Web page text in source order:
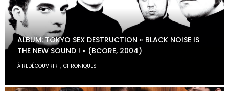
ALBUM: TOKYO SEX DESTRUCTION « BLACK NOISE IS
THE NEW SOUND ! » (BCORE, 2004)
À REDÉCOUVRIR ,CHRONIQUES